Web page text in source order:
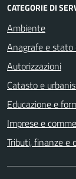
CATEGORIE DI
Ambiente
Anagrafe e stato
Autorizzazioni
Catasto e
Educazione e
Imprese e
Tributi, finanze e